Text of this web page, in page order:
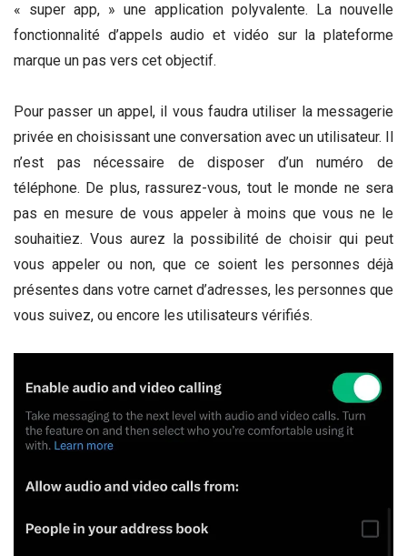
« super app, » une application polyvalente. La nouvelle
fonctionnalité d’appels audio et vidéo sur la plateforme
marque un pas vers cet objectif.
Pour passer un appel, il vous faudra utiliser la messagerie
privée en choisissant une conversation avec un utilisateur. Il
n’est pas nécessaire de disposer d’un numéro de
téléphone. De plus, rassurez-vous, tout le monde ne sera
pas en mesure de vous appeler à moins que vous ne le
souhaitiez. Vous aurez la possibilité de choisir qui peut
vous appeler ou non, que ce soient les personnes déjà
présentes dans votre carnet d’adresses, les personnes que
vous suivez, ou encore les utilisateurs vérifiés.